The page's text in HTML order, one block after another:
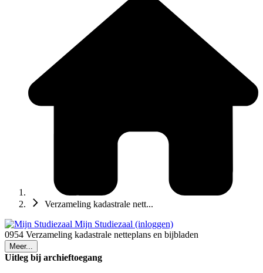
Verzameling kadastrale nett...
Mijn Studiezaal (inloggen)
0954 Verzameling kadastrale netteplans en bijbladen
Meer...
Uitleg bij archieftoegang